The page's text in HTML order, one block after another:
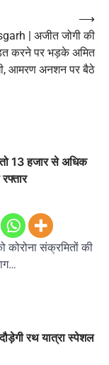
| अजीत जोगी की
करने पर भड़के अमित
आमरण अनशन पर बैठे
⟶
13 हजार से अधिक
संक्रमितों की
रथ यात्रा स्पेशल